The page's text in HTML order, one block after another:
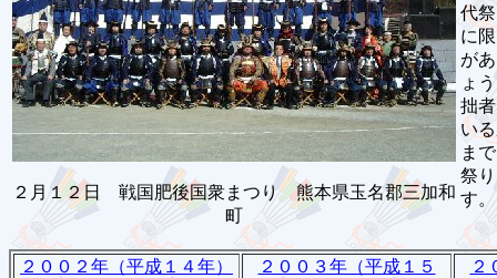
２月１２日 戦国肥後国衆まつり 熊本県玉名郡三加和
町
代
に
が
ょ
拙
い
ま
祭
す。
２００２年（平成１４年）
２００３年（平成１５
２